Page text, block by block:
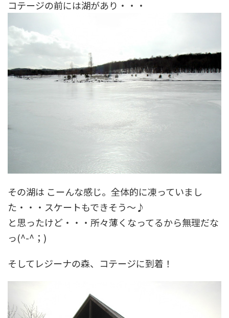
コテージの前には湖があり・・・
その湖は こーんな感じ。全体的に凍っていまし
た・・・スケートもできそう～♪
と思ったけど・・・所々薄くなってるから無理だな
っ(^-^；)
そしてレジーナの森、コテージに到着！